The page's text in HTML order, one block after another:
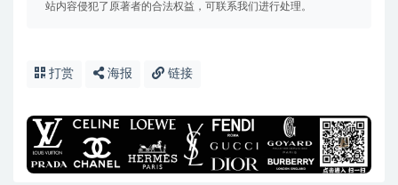
站内容侵犯了原著者的合法权益，可联系我们进行处理。
打赏 海报 链接